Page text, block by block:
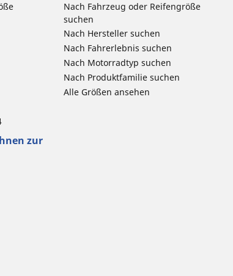
Nach Fahrzeug oder Reifengröße
suchen
Nach Hersteller suchen
Nach Fahrerlebnis suchen
Nach Motorradtyp suchen
Nach Produktfamilie suchen
Alle Größen ansehen
zur